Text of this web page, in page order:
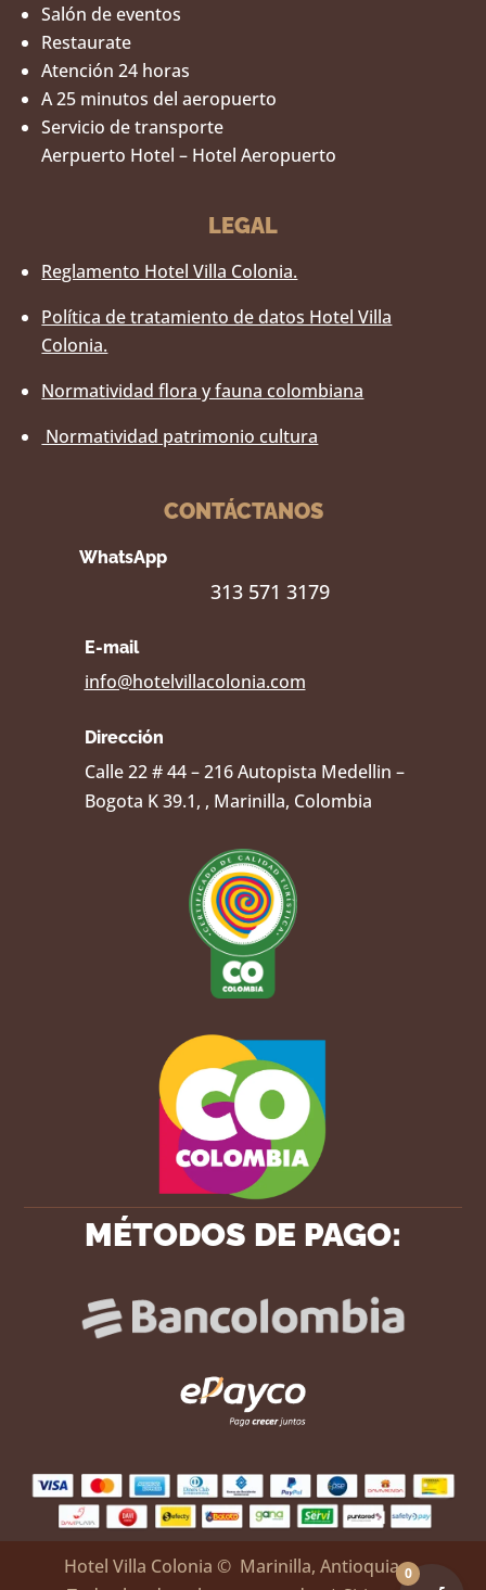
Salón de eventos
Restaurate
Atención 24 horas
A 25 minutos del aeropuerto
Servicio de transporte
Aerpuerto Hotel – Hotel Aeropuerto
LEGAL
Reglamento Hotel Villa Colonia.
Política de tratamiento de datos Hotel Villa
Colonia.
Normatividad flora y fauna colombiana
Normatividad patrimonio cultura
CONTÁCTANOS
WhatsApp
313 571 3179
E-mail
info@hotelvillacolonia.com
Dirección
Calle 22 # 44 – 216 Autopista Medellin –
Bogota K 39.1, , Marinilla, Colombia
MÉTODOS DE PAGO:
Hotel Villa Colonia © Marinilla, Antioquia –
0